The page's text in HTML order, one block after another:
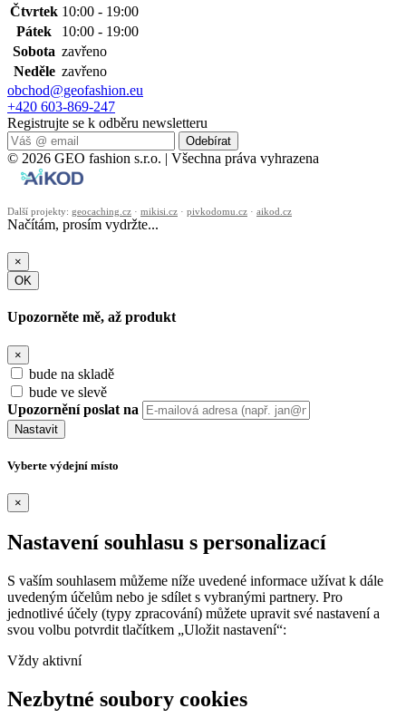
Čtvrtek 10:00 - 19:00
Pátek
10:00 - 19:00
Sobota zavřeno
Neděle zavřeno
obchod@geofashion.eu
+420 603-869-247
Registrujte se k odběru newsletteru
Odebírat
© 2026 GEO fashion s.r.o. | Všechna práva vyhrazena
Další projekty: geocaching.cz · mikisi.cz · pivkodomu.cz · aikod.cz
Načítám, prosím vydržte...
×
OK
Upozorněte mě, až produkt
×
bude na skladě
bude ve slevě
Upozornění poslat na
Nastavit
Vyberte výdejní místo
×
Nastavení souhlasu s personalizací
S vaším souhlasem můžeme níže uvedené informace užívat k dále
uvedeným účelům nebo je sdílet s vybranými partnery. Pro
jednotlivé účely (typy zpracování) můžete upravit své nastavení a
svou volbu potvrdit tlačítkem „Uložit nastavení“:
Vždy aktivní
Nezbytné soubory cookies